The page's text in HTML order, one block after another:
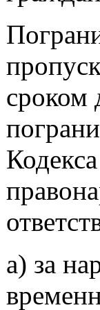
сроком
а) за